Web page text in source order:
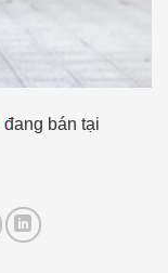
đang bán tại